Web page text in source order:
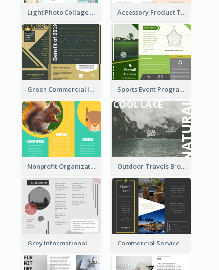
Light Photo Collage Tri Fold Brochure Accessory Product Tri Fold Brochure
Green Commercial Informational Tri Fold Brochure Sports Event Program Informational Tri Fold Brochure
Nonprofit Organization Animal Informational Tri Fold Brochure Outdoor Travels Brochure
Grey Informational Tri Fold Brochure Commercial Services Tri Fold Brochure